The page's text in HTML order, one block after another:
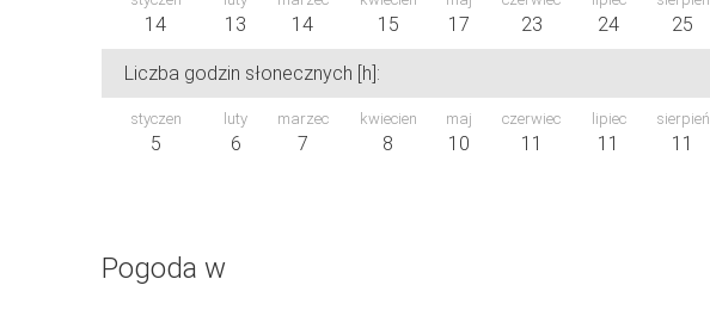
14 13 14 15 17 23 24 25
Liczba godzin słonecznych [h]:
styczen
5
luty
6
marzec
7
kwiecien
8
maj
10
czerwiec
11
lipiec
11
sierpień
11
Pogoda w